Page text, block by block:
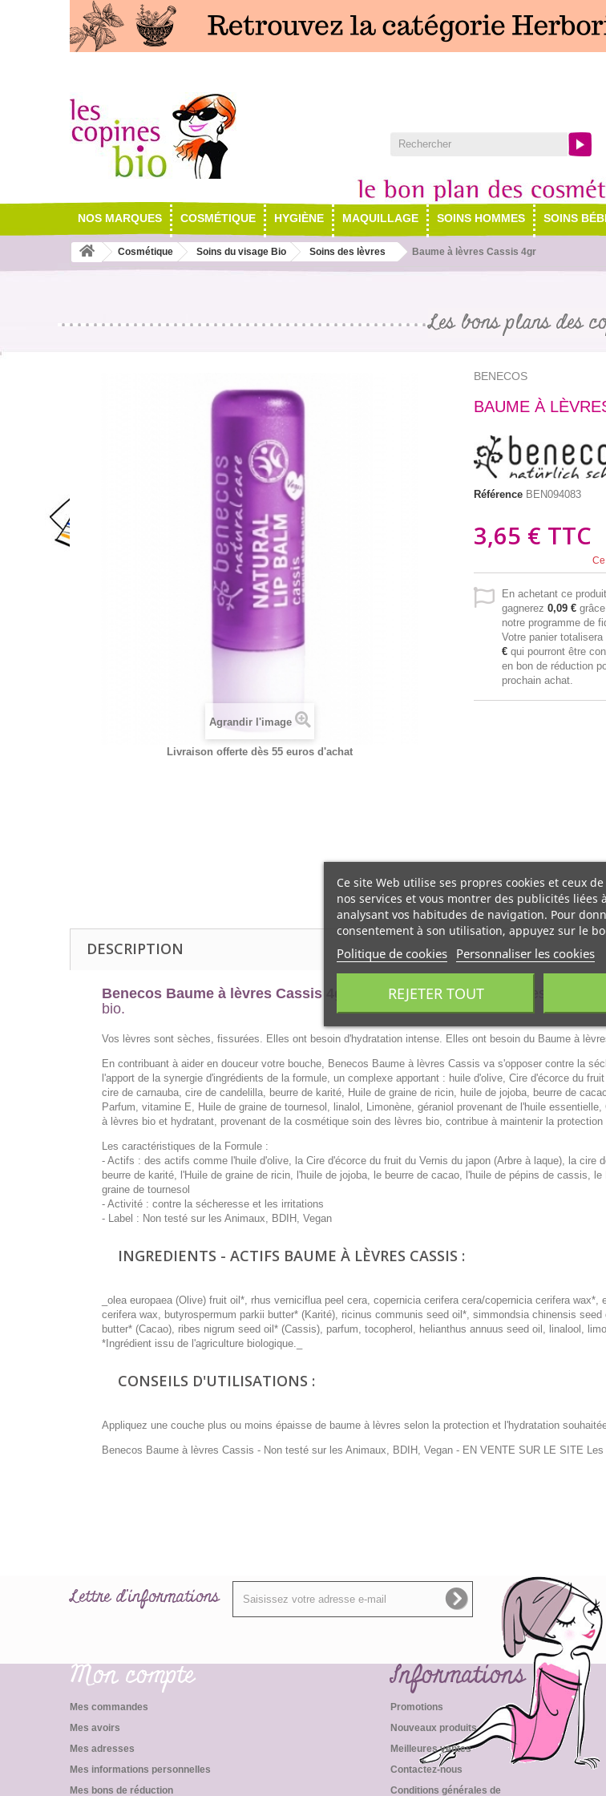
NOS MARQUES COSMÉTIQUE HYGIÈNE MAQUILLAGE SOINS HOMMES SOINS
Cosmétique Soins du visage Bio Soins des lèvres Baume à lèvres Cassis 4gr
Les bons plans des
Agrandir l'image
Livraison offerte dès 55 euros d'achat
BENECOS
BAUME À
Référence BEN094083
3,65 € TTC
En achetant ce
gagnerez 0,09 €
notre programme de
Votre panier totalisera
€ qui pourront être
en bon de réduction
prochain achat.
DESCRIPTION
Benecos Baume à lèvres Cassis 4gr
est un produit de soin pour les lèvres
bio.
Vos lèvres sont sèches, fissurées. Elles ont besoin d'hydratation intense. Elles ont besoin du Baume à
En contribuant à aider en douceur votre bouche, Benecos Baume à lèvres Cassis va s'opposer contre la
l'apport de la synergie d'ingrédients de la formule, un complexe apportant : huile d'olive, Cire d'écorce du
cire de carnauba, cire de candelilla, beurre de karité, Huile de graine de ricin, huile de jojoba, beurre de
Parfum, vitamine E, Huile de graine de tournesol, linalol, Limonène, géraniol provenant de l'huile
à lèvres bio et hydratant, provenant de la cosmétique soin des lèvres bio, contribue à maintenir la protection
Les caractéristiques de la Formule :
- Actifs : des actifs comme l'huile d'olive, la Cire d'écorce du fruit du Vernis du japon (Arbre à laque), la cire
beurre de karité, l'Huile de graine de ricin, l'huile de jojoba, le beurre de cacao, l'huile de pépins de cassis,
graine de tournesol
- Activité : contre la sécheresse et les irritations
- Label : Non testé sur les Animaux, BDIH, Vegan
INGREDIENTS - ACTIFS BAUME À LÈVRES CASSIS :
_olea europaea (Olive) fruit oil*, rhus verniciflua peel cera, copernicia cerifera cera/copernicia cerifera wax*,
cerifera wax, butyrospermum parkii butter* (Karité), ricinus communis seed oil*, simmondsia chinensis
butter* (Cacao), ribes nigrum seed oil* (Cassis), parfum, tocopherol, helianthus annuus seed oil, linalool,
*Ingrédient issu de l'agriculture biologique._
CONSEILS D'UTILISATIONS :
Appliquez une couche plus ou moins épaisse de baume à lèvres selon la protection et l'hydratation
Benecos Baume à lèvres Cassis - Non testé sur les Animaux, BDIH, Vegan - EN VENTE SUR LE SITE Les
Ce site Web utilise ses propres cookies et ceux
nos services et vous montrer des publicités liées
analysant vos habitudes de navigation. Pour
consentement à son utilisation, appuyez sur le
Politique de cookies Personnaliser les cookies
REJETER TOUT
Lettre d'informations
Mon compte
Mes commandes
Mes avoirs
Mes adresses
Mes informations personnelles
Mes bons de réduction
Informations
Promotions
Nouveaux produits
Meilleures ventes
Contactez-nous
Conditions générales de